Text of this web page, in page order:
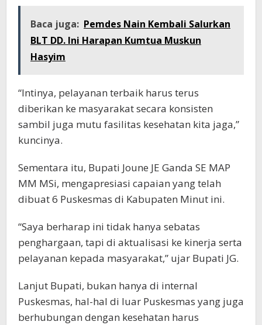
Baca juga: Pemdes Nain Kembali Salurkan
BLT DD. Ini Harapan Kumtua Muskun
Hasyim
“Intinya, pelayanan terbaik harus terus
diberikan ke masyarakat secara konsisten
sambil juga mutu fasilitas kesehatan kita jaga,”
kuncinya.
Sementara itu, Bupati Joune JE Ganda SE MAP
MM MSi, mengapresiasi capaian yang telah
dibuat 6 Puskesmas di Kabupaten Minut ini.
“Saya berharap ini tidak hanya sebatas
penghargaan, tapi di aktualisasi ke kinerja serta
pelayanan kepada masyarakat,” ujar Bupati JG.
Lanjut Bupati, bukan hanya di internal
Puskesmas, hal-hal di luar Puskesmas yang juga
berhubungan dengan kesehatan harus